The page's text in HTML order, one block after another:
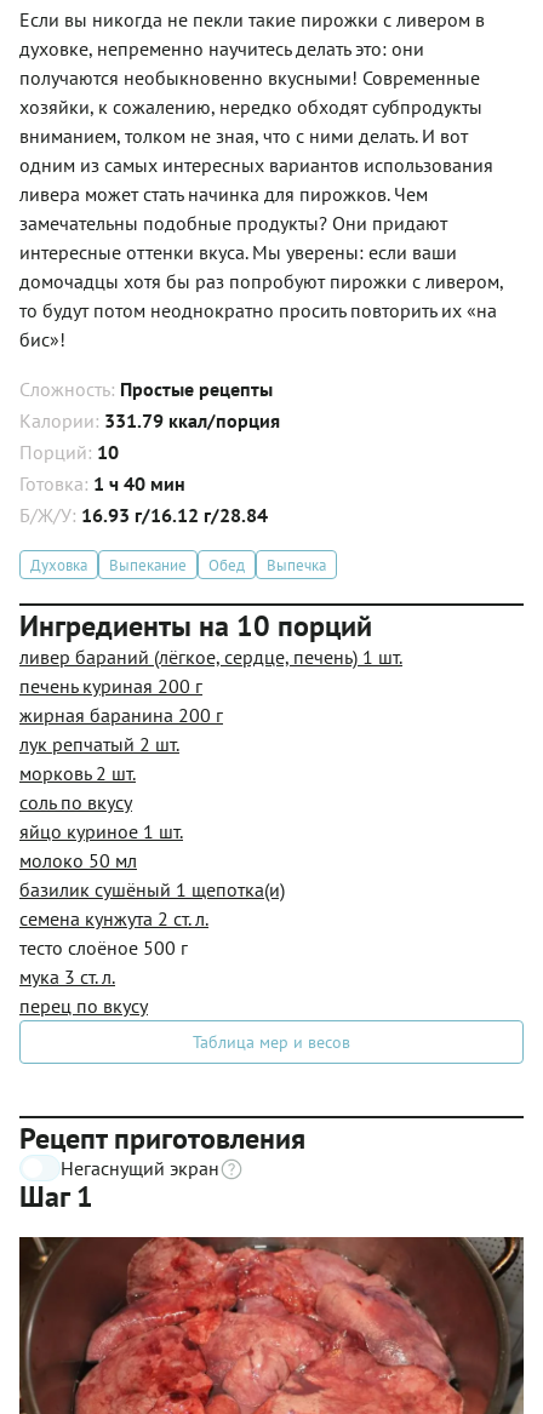
Если вы никогда не пекли такие пирожки с ливером в
духовке, непременно научитесь делать это: они
получаются необыкновенно вкусными! Современные
хозяйки, к сожалению, нередко обходят субпродукты
вниманием, толком не зная, что с ними делать. И вот
одним из самых интересных вариантов использования
ливера может стать начинка для пирожков. Чем
замечательны подобные продукты? Они придают
интересные оттенки вкуса. Мы уверены: если ваши
домочадцы хотя бы раз попробуют пирожки с ливером,
то будут потом неоднократно просить повторить их «на
бис»!
Сложность: Простые рецепты
Калории: 331.79 ккал/порция
Порций: 10
Готовка: 1 ч 40 мин
Б/Ж/У: 16.93 г/16.12 г/28.84
Духовка Выпекание Обед Выпечка
Ингредиенты на 10 порций
ливер бараний (лёгкое, сердце, печень) 1 шт.
печень куриная 200 г
жирная баранина 200 г
лук репчатый 2 шт.
морковь 2 шт.
соль по вкусу
яйцо куриное 1 шт.
молоко 50 мл
базилик сушёный 1 щепотка(и)
семена кунжута 2 ст. л.
тесто слоёное 500 г
мука 3 ст. л.
перец по вкусу
Таблица мер и весов
Рецепт приготовления
Негаснущий экран
Шаг 1